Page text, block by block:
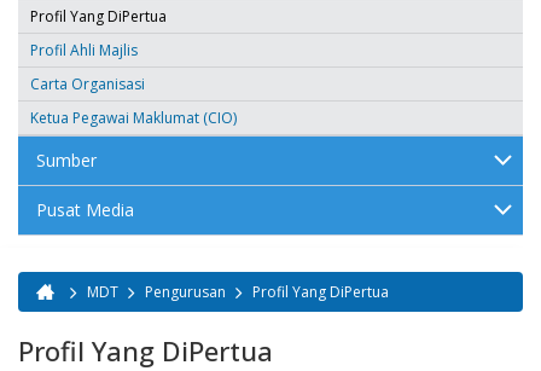
Profil Yang DiPertua
Profil Ahli Majlis
Carta Organisasi
Ketua Pegawai Maklumat (CIO)
Sumber
Pusat Media
Anda di sini
MDT Pengurusan Profil Yang DiPertua
Profil Yang DiPertua